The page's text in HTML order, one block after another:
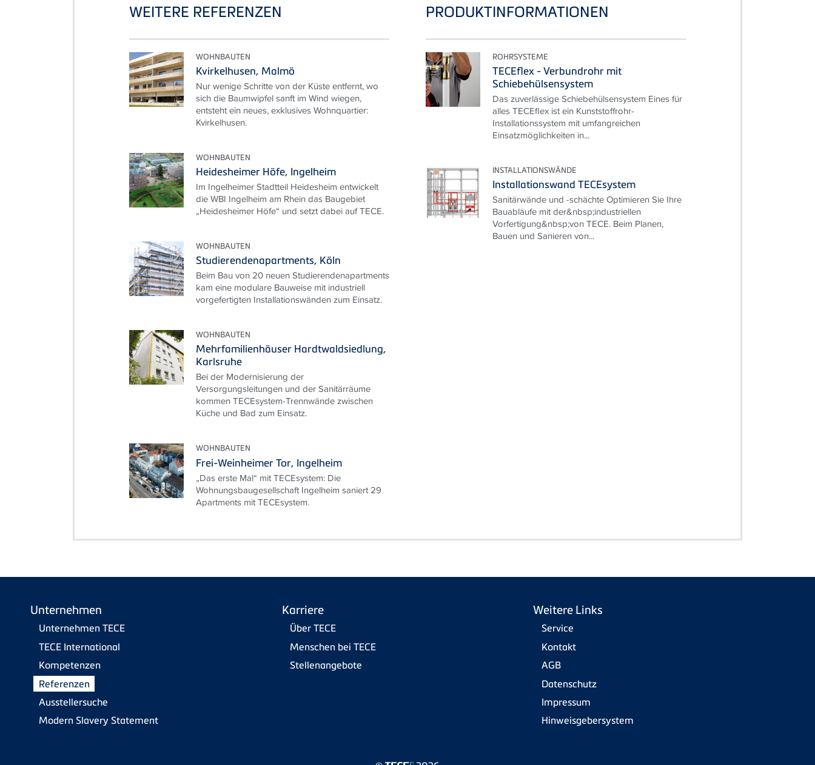
WEITERE REFERENZEN
WOHNBAUTEN
Kvirkelhusen, Malmö
Nur wenige Schritte von der Küste entfernt, wo
sich die Baumwipfel sanft im Wind wiegen,
entsteht ein neues, exklusives Wohnquartier:
Kvirkelhusen.
WOHNBAUTEN
Heidesheimer Höfe, Ingelheim
Im Ingelheimer Stadtteil Heidesheim entwickelt
die WBI Ingelheim am Rhein das Baugebiet
„Heidesheimer Höfe“ und setzt dabei auf TECE.
WOHNBAUTEN
Studierendenapartments, Köln
Beim Bau von 20 neuen Studierendenapartments
kam eine modulare Bauweise mit industriell
vorgefertigten Installationswänden zum Einsatz.
WOHNBAUTEN
Mehrfamilienhäuser Hardtwaldsiedlung,
Karlsruhe
Bei der Modernisierung der
Versorgungsleitungen und der Sanitärräume
kommen TECEsystem-Trennwände zwischen
Küche und Bad zum Einsatz.
WOHNBAUTEN
Frei-Weinheimer Tor, Ingelheim
„Das erste Mal“ mit TECEsystem: Die
Wohnungsbaugesellschaft Ingelheim saniert 29
Apartments mit TECEsystem.
PRODUKTINFORMATIONEN
ROHRSYSTEME
TECEflex - Verbundrohr mit
Schiebehülsensystem
Das zuverlässige Schiebehülsensystem Eines für
alles TECEflex ist ein Kunststoffrohr-
Installationssystem mit umfangreichen
Einsatzmöglichkeiten in...
INSTALLATIONSWÄNDE
Installationswand TECEsystem
Sanitärwände und -schächte Optimieren Sie Ihre
Bauabläufe mit der&nbsp;industriellen
Vorfertigung&nbsp;von TECE. Beim Planen,
Bauen und Sanieren von...
Unternehmen
Unternehmen TECE
TECE International
Kompetenzen
Referenzen
Ausstellersuche
Modern Slavery Statement
Karriere
Über TECE
Menschen bei TECE
Stellenangebote
Weitere Links
Service
Kontakt
AGB
Datenschutz
Impressum
Hinweisgebersystem